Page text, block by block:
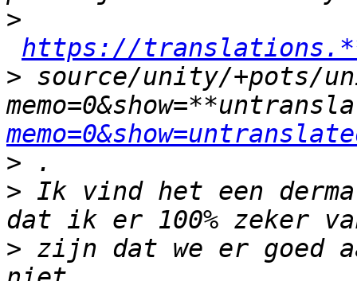
>
https://
> source/unity/+pots/
>
> Ik vind het een
> zijn dat we er goed